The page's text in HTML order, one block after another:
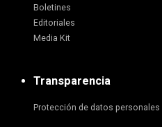
Boletines
Editoriales
Media Kit
Transparencia
Protección de datos personales